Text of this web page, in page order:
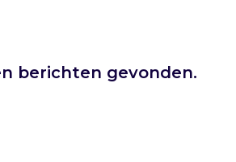
berichten gevonden.